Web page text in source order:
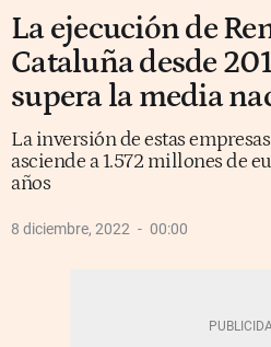
La ejecución de
Cataluña desde
supera la media
La inversión de estas
asciende a 1.572 millones de
años
8 diciembre, 2022 00:00